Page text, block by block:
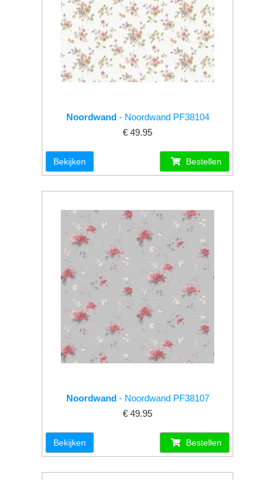
Noordwand- Noordwand PF38104
€ 49.95
Bekijken Bestellen
Noordwand- Noordwand PF38107
€ 49.95
Bekijken Bestellen